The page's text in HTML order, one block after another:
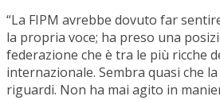
“La FIPM avrebbe dovuto far
la propria voce; ha preso una
federazione che è tra le più ricche
internazionale. Sembra quasi che
riguardi. Non ha mai agito in